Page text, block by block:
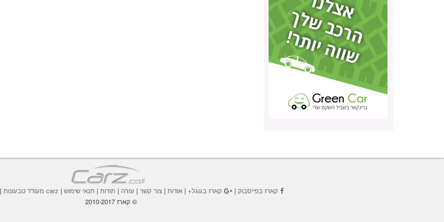
קארז בפייסבוק | קארז בגוגל+ | אודות | צור קשר | עזרה | תודות | תנאי שימוש | carz מעודד טבעונות |
© קארז 2010-2017